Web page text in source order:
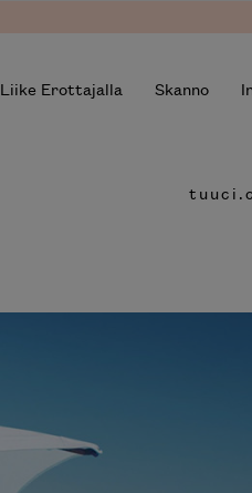
Liike Erottajalla Skanno